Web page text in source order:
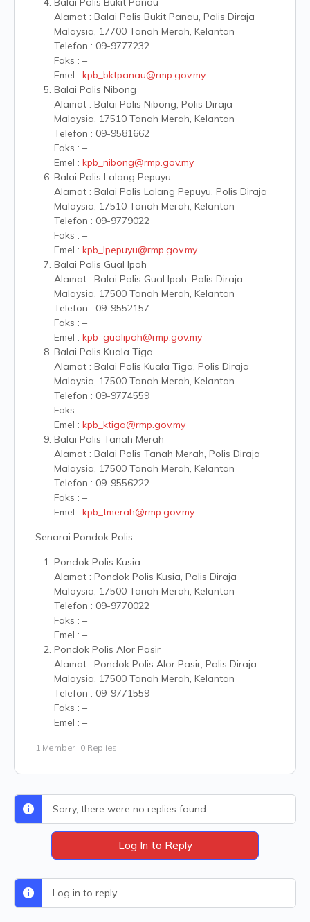
Alamat : Balai Polis Bukit Panau, Polis Diraja
Malaysia, 17700 Tanah Merah, Kelantan
Telefon : 09-9777232
Faks : –
Emel : kpb_bktpanau@rmp.gov.my
Balai Polis Nibong
Alamat : Balai Polis Nibong, Polis Diraja
Malaysia, 17510 Tanah Merah, Kelantan
Telefon : 09-9581662
Faks : –
Emel : kpb_nibong@rmp.gov.my
Balai Polis Lalang Pepuyu
Alamat : Balai Polis Lalang Pepuyu, Polis Diraja
Malaysia, 17510 Tanah Merah, Kelantan
Telefon : 09-9779022
Faks : –
Emel : kpb_lpepuyu@rmp.gov.my
Balai Polis Gual Ipoh
Alamat : Balai Polis Gual Ipoh, Polis Diraja
Malaysia, 17500 Tanah Merah, Kelantan
Telefon : 09-9552157
Faks : –
Emel : kpb_gualipoh@rmp.gov.my
Balai Polis Kuala Tiga
Alamat : Balai Polis Kuala Tiga, Polis Diraja
Malaysia, 17500 Tanah Merah, Kelantan
Telefon : 09-9774559
Faks : –
Emel : kpb_ktiga@rmp.gov.my
Balai Polis Tanah Merah
Alamat : Balai Polis Tanah Merah, Polis Diraja
Malaysia, 17500 Tanah Merah, Kelantan
Telefon : 09-9556222
Faks : –
Emel : kpb_tmerah@rmp.gov.my
Senarai Pondok Polis
Pondok Polis Kusia
Alamat : Pondok Polis Kusia, Polis Diraja
Malaysia, 17500 Tanah Merah, Kelantan
Telefon : 09-9770022
Faks : –
Emel : –
Pondok Polis Alor Pasir
Alamat : Pondok Polis Alor Pasir, Polis Diraja
Malaysia, 17500 Tanah Merah, Kelantan
Telefon : 09-9771559
Faks : –
Emel : –
1 Member · 0 Replies
Sorry, there were no replies found.
Log In to Reply
Log in to reply.